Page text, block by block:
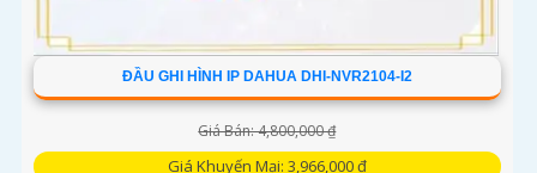
ĐẦU GHI HÌNH IP DAHUA DHI-NVR2104-I2
Giá Bán: 4,800,000 ₫
Giá Khuyến Mại: 3,966,000 ₫